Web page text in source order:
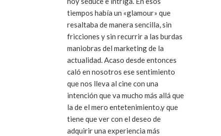
tiempos había un «glamour» que
resaltaba de manera sencilla, sin
fricciones y sin recurrir a las burdas
maniobras del marketing de la
actualidad. Acaso desde entonces
caló en nosotros ese sentimiento
que nos lleva al cine con una
intención que va mucho más allá que
la de el mero entetenimiento,y que
tiene que ver con el deseo de
adquirir una experiencia más